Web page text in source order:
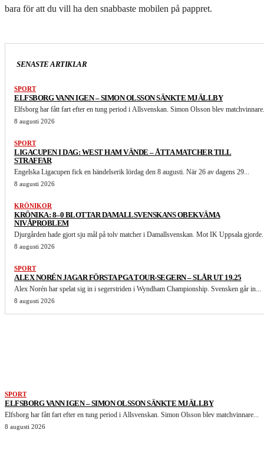
bara för att du vill ha den snabbaste mobilen på pappret.
SENASTE ARTIKLAR
SPORT
ELFSBORG VANN IGEN – SIMON OLSSON SÄNKTE MJÄLLBY
Elfsborg har fått fart efter en tung period i Allsvenskan. Simon Olsson blev
8 augusti 2026
SPORT
LIGACUPEN I DAG: WEST HAM VÄNDE – ÅTTA MATCHER TILL
STRAFFAR
Engelska Ligacupen fick en händelserik lördag den 8 augusti. När 26 av dagens 29...
8 augusti 2026
KRÖNIKOR
KRÖNIKA: 8–0 BLOTTAR DAMALLSVENSKANS OBEKVÄMA
NIVÅPROBLEM
Djurgården hade gjort sju mål på tolv matcher i Damallsvenskan. Mot IK Uppsala
8 augusti 2026
SPORT
ALEX NORÉN JAGAR FÖRSTA PGA TOUR-SEGERN – SLÅR UT 19.25
Alex Norén har spelat sig in i segerstriden i Wyndham Championship. Svensken går in...
8 augusti 2026
SPORT
ELFSBORG VANN IGEN – SIMON OLSSON SÄNKTE MJÄLLBY
Elfsborg har fått fart efter en tung period i Allsvenskan. Simon Olsson blev matchvinnare...
8 augusti 2026